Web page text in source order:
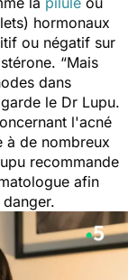
hormonaux
ou négatif sur
“Mais
dans
le Dr Lupu.
l'acné
à de nombreux
recommande
afin